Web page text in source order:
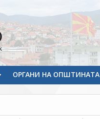
ОРГАНИ НА ОПШТИНАТА